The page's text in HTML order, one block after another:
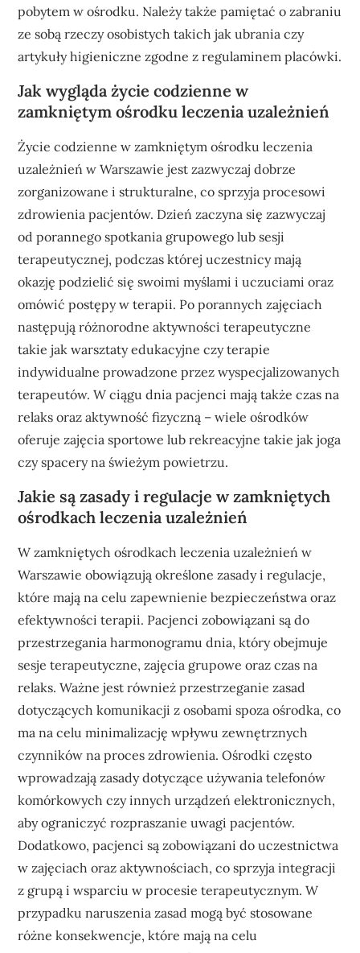
pobytem w ośrodku. Należy także pamiętać o zabraniu
ze sobą rzeczy osobistych takich jak ubrania czy
artykuły higieniczne zgodne z regulaminem placówki.
Jak wygląda życie codzienne w
zamkniętym ośrodku leczenia uzależnień
Życie codzienne w zamkniętym ośrodku leczenia
uzależnień w Warszawie jest zazwyczaj dobrze
zorganizowane i strukturalne, co sprzyja procesowi
zdrowienia pacjentów. Dzień zaczyna się zazwyczaj
od porannego spotkania grupowego lub sesji
terapeutycznej, podczas której uczestnicy mają
okazję podzielić się swoimi myślami i uczuciami oraz
omówić postępy w terapii. Po porannych zajęciach
następują różnorodne aktywności terapeutyczne
takie jak warsztaty edukacyjne czy terapie
indywidualne prowadzone przez wyspecjalizowanych
terapeutów. W ciągu dnia pacjenci mają także czas na
relaks oraz aktywność fizyczną – wiele ośrodków
oferuje zajęcia sportowe lub rekreacyjne takie jak joga
czy spacery na świeżym powietrzu.
Jakie są zasady i regulacje w zamkniętych
ośrodkach leczenia uzależnień
W zamkniętych ośrodkach leczenia uzależnień w
Warszawie obowiązują określone zasady i regulacje,
które mają na celu zapewnienie bezpieczeństwa oraz
efektywności terapii. Pacjenci zobowiązani są do
przestrzegania harmonogramu dnia, który obejmuje
sesje terapeutyczne, zajęcia grupowe oraz czas na
relaks. Ważne jest również przestrzeganie zasad
dotyczących komunikacji z osobami spoza ośrodka, co
ma na celu minimalizację wpływu zewnętrznych
czynników na proces zdrowienia. Ośrodki często
wprowadzają zasady dotyczące używania telefonów
komórkowych czy innych urządzeń elektronicznych,
aby ograniczyć rozpraszanie uwagi pacjentów.
Dodatkowo, pacjenci są zobowiązani do uczestnictwa
w zajęciach oraz aktywnościach, co sprzyja integracji
z grupą i wsparciu w procesie terapeutycznym. W
przypadku naruszenia zasad mogą być stosowane
różne konsekwencje, które mają na celu